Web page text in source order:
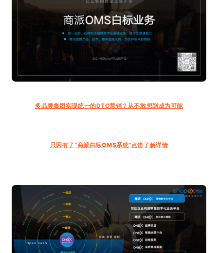
多品牌集团实现统一的DTC营销？从不敢想到成为可能
只因有了“商派白标OMS系统”点击了解详情